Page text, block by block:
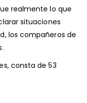
realmente lo que
situaciones
los compañeros de
consta de 53